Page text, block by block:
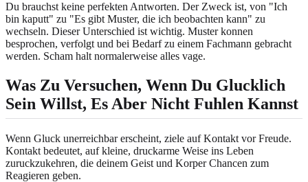
Du brauchst keine perfekten Antworten. Der Zweck ist, von "Ich
bin kaputt" zu "Es gibt Muster, die ich beobachten kann" zu
wechseln. Dieser Unterschied ist wichtig. Muster konnen
besprochen, verfolgt und bei Bedarf zu einem Fachmann gebracht
werden. Scham halt normalerweise alles vage.
Was Zu Versuchen, Wenn Du Glucklich
Sein Willst, Es Aber Nicht Fuhlen Kannst
Wenn Gluck unerreichbar erscheint, ziele auf Kontakt vor Freude.
Kontakt bedeutet, auf kleine, druckarme Weise ins Leben
zuruckzukehren, die deinem Geist und Korper Chancen zum
Reagieren geben.